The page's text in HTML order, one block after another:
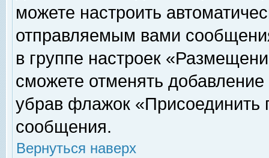
можете настроить
отправляемым вами
в группе настроек
сможете отменять
убрав флажок «Присоединить
сообщения.
Вернуться наверх